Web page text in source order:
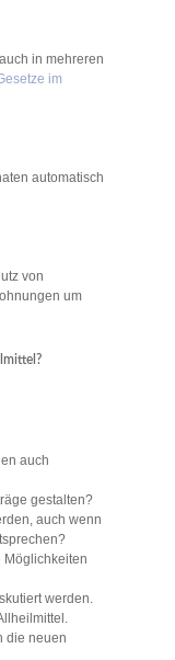
in mehreren
im
automatisch
von
um
auch
gestalten?
auch wenn
Möglichkeiten
werden.
die neuen